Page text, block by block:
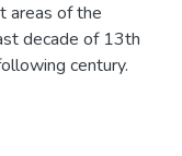
areas of the
decade of 13th
century.